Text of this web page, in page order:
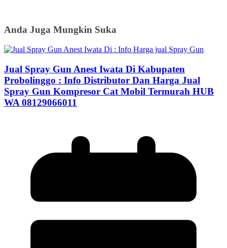
Anda Juga Mungkin Suka
Jual Spray Gun Anest Iwata Di Kabupaten
Probolinggo : Info Distributor Dan Harga Jual
Spray Gun Kompresor Cat Mobil Termurah HUB
WA 08129066011